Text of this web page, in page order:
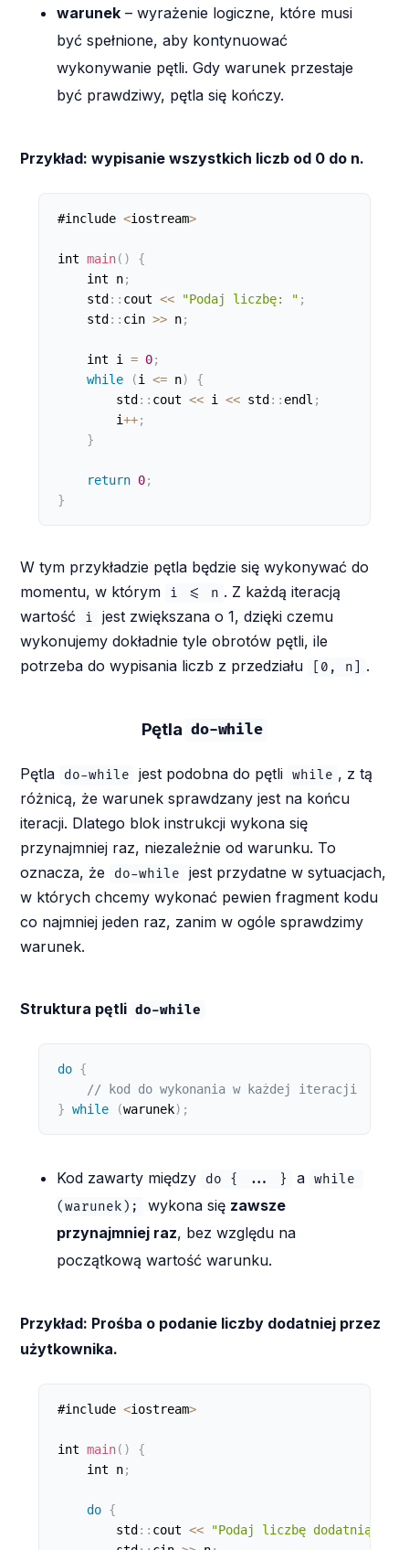
warunek – wyrażenie logiczne, które musi
być spełnione, aby kontynuować
wykonywanie pętli. Gdy warunek przestaje
być prawdziwy, pętla się kończy.
Przykład: wypisanie wszystkich liczb od 0 do n.
#include <iostream>
int main( )
{
    int n
;
    std
: : cout << "Podaj liczbę: " ;
    std
: : cin >> n;
    int i
= 0;
while
(i <= n)
{
        std
: : cout << i << std : : endl ;
        i
++;
}
return 0;
}
W tym przykładzie pętla będzie się wykonywać do
momentu, w którym
i <= n . Z każdą iteracją
wartość
i
jest zwiększana o 1, dzięki czemu
wykonujemy dokładnie tyle obrotów pętli, ile
potrzeba do wypisania liczb z przedziału
[0, n] .
Pętla do-while
Pętla do-while jest podobna do pętli while , z tą
różnicą, że warunek sprawdzany jest na końcu
iteracji. Dlatego blok instrukcji wykona się
przynajmniej raz, niezależnie od warunku. To
oznacza, że
do-while
jest przydatne w sytuacjach,
w których chcemy wykonać pewien fragment kodu
co najmniej jeden raz, zanim w ogóle sprawdzimy
warunek.
Struktura pętli do-while
do {
// kod do wykonania w każdej iteracji
} while (warunek) ;
Kod zawarty między do { ... } a while
(warunek);
wykona się zawsze
przynajmniej raz, bez względu na
początkową wartość warunku.
Przykład: Prośba o podanie liczby dodatniej przez
użytkownika.
#include <iostream>
int main( )
{
    int n
;
do {
        std
: : cout << "Podaj liczbę dodatnią: "